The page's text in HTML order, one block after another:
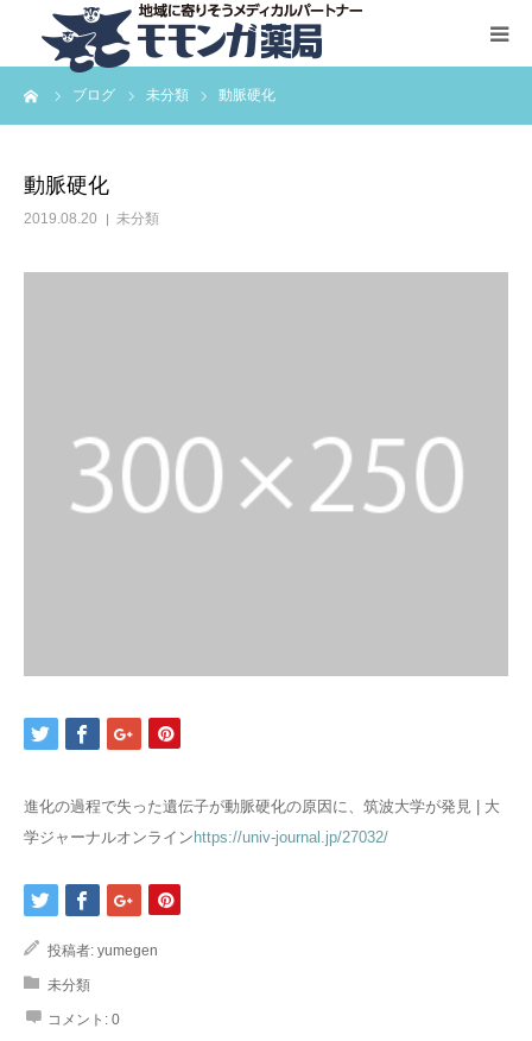
ブログ 未分類 動脈硬化
動脈硬化
2019.08.20 未分類
進化の過程で失った遺伝子が動脈硬化の原因に、筑波大学が発見 | 大
学ジャーナルオンライン https://univ-journal.jp/27032/
投稿者: yumegen
未分類
コメント: 0
HOME